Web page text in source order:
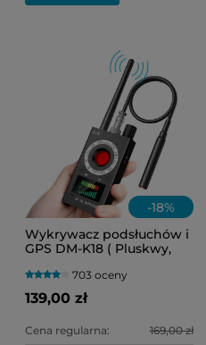
-18%
Wykrywacz podsłuchów i
GPS DM-K18 ( Pluskwy,
WI-FI )
703 oceny
139,00 zł
Cena regularna: 169,00 zł